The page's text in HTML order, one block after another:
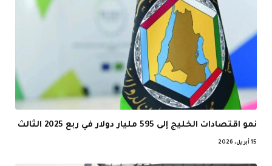
نمو اقتصادات الخليج إلى 595 مليار دولار في ربع 2025 الثالث
15 أبريل، 2026